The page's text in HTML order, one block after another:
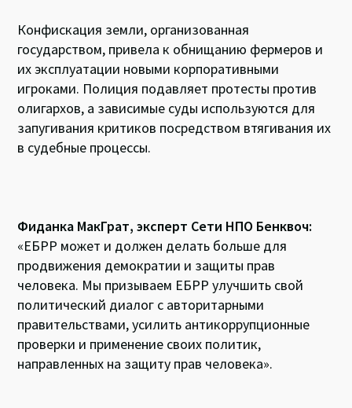
Конфискация земли, организованная
государством, привела к обнищанию фермеров и
их эксплуатации новыми корпоративными
игроками. Полиция подавляет протесты против
олигархов, а зависимые суды используются для
запугивания критиков посредством втягивания их
в судебные процессы.
Фиданка МакГрат, эксперт Сети НПО Бенквоч:
«ЕБРР может и должен делать больше для
продвижения демократии и защиты прав
человека. Мы призываем ЕБРР улучшить свой
политический диалог с авторитарными
правительствами, усилить антикоррупционные
проверки и применение своих политик,
направленных на защиту прав человека».